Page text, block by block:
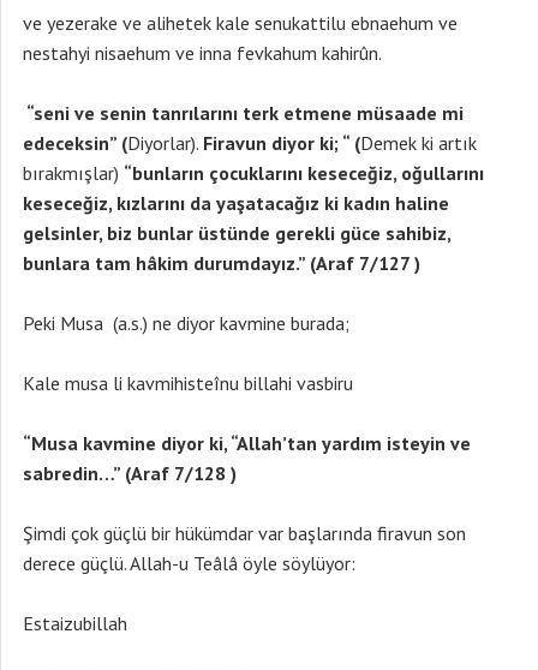
ve yezerake ve alihetek kale senukattilu ebnaehum ve
nestahyi nisaehum ve inna fevkahum kahirûn.
“seni ve senin tanrılarını terk etmene müsaade mi
edeceksin” (Diyorlar). Firavun diyor ki; “ (Demek ki artık
bırakmışlar) “bunların çocuklarını keseceğiz, oğullarını
keseceğiz, kızlarını da yaşatacağız ki kadın haline
gelsinler, biz bunlar üstünde gerekli güce sahibiz,
bunlara tam hâkim durumdayız.” (Araf 7/127 )
Peki Musa (a.s.) ne diyor kavmine burada;
Kale musa li kavmihisteînu billahi vasbiru
“Musa kavmine diyor ki, “Allah’tan yardım isteyin ve
sabredin…” (Araf 7/128 )
Şimdi çok güçlü bir hükümdar var başlarında firavun son
derece güçlü. Allah-u Teâlâ öyle söylüyor:
Estaizubillah